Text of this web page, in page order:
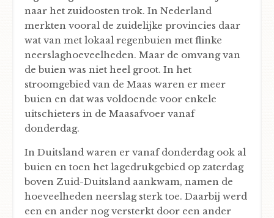
naar het zuidoosten trok. In Nederland
merkten vooral de zuidelijke provincies daar
wat van met lokaal regenbuien met flinke
neerslaghoeveelheden. Maar de omvang van
de buien was niet heel groot. In het
stroomgebied van de Maas waren er meer
buien en dat was voldoende voor enkele
uitschieters in de Maasafvoer vanaf
donderdag.
In Duitsland waren er vanaf donderdag ook al
buien en toen het lagedrukgebied op zaterdag
boven Zuid-Duitsland aankwam, namen de
hoeveelheden neerslag sterk toe. Daarbij werd
een en ander nog versterkt door een ander